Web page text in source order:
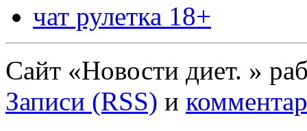
чат рулетка 18+
Сайт «Новости диет. »
Записи (RSS) и